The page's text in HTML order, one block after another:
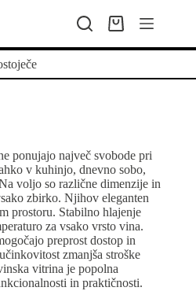
Shopping
ponujajo največ svobode pri
v kuhinjo, dnevno sobo,
voljo so različne dimenzije in
zbirko. Njihov eleganten
prostoru. Stabilno hlajenje
za vsako vrsto vina.
preprost dostop in
zmanjša stroške
vitrina je popolna
in praktičnosti.